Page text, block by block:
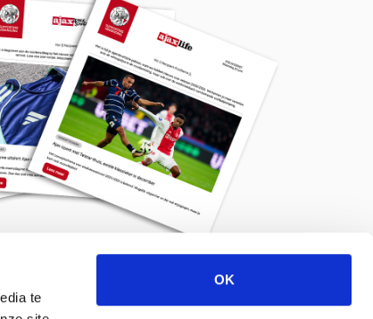
te
OK
Meld je aan voor de nieuwsbrief